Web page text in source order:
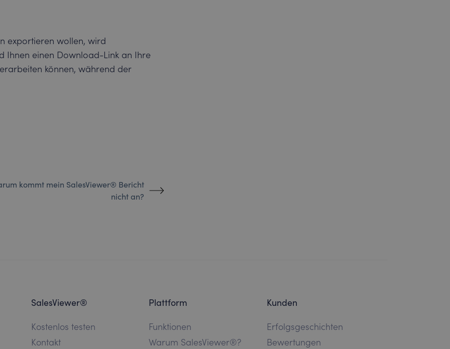
exportieren wollen, wird
Ihnen einen Download-Link an Ihre
können, während der
kommt mein SalesViewer® Bericht
nicht an?
SalesViewer®
Kostenlos testen
Kontakt
Plattform
Funktionen
Warum SalesViewer®?
Kunden
Erfolgsgeschichten
Bewertungen